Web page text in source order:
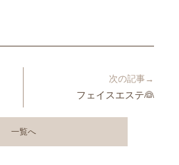
次の記事→
フェイスエステ👰
一覧へ